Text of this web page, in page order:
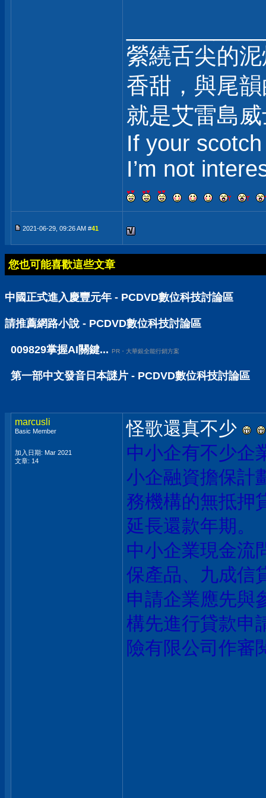
縈繞舌尖的
香甜，與尾
就是艾雷島
If your
I’m not
2021-06-29, 09:26 AM #41
您也可能喜歡這些文章
中國正式進入慶豐元年 - PCDVD數位科技討論區
請推薦網路小說 - PCDVD數位科技討論區
009829掌握AI關鍵... PR・大華銀全能行銷方案
第一部中文發音日本謎片 - PCDVD數位科技討論區
marcusli
Basic Member
加入日期: Mar 2021
文章: 14
怪歌還真不少
中小企有不少企
小企融資擔保計
務機構的無抵押
延長還款年期。
中小企業現金流
保產品、 九成信
申請企業應先與
構先進行貸款申
險有限公司作審